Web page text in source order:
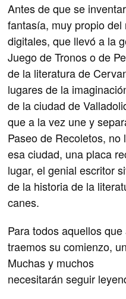
Antes de que se
fantasía, muy propio
digitales, que llevó a la
Juego de Tronos o de
de la literatura de
lugares de la
de la ciudad de
que a la vez une y
Paseo de Recoletos,
esa ciudad, una placa
lugar, el genial escritor
de la historia de la
canes.
Para todos aquellos
traemos su comienzo,
Muchas y muchos
necesitarán seguir